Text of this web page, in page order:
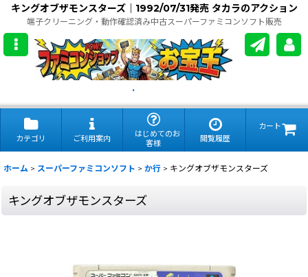
キングオブザモンスターズ｜1992/07/31発売 タカラのアクション
端子クリーニング・動作確認済み中古スーパーファミコンソフト販売
.
カテゴリ ご利用案内
はじめてのお
客様
閲覧履歴
カート
ホーム > スーパーファミコンソフト > か行 > キングオブザモンスターズ
キングオブザモンスターズ